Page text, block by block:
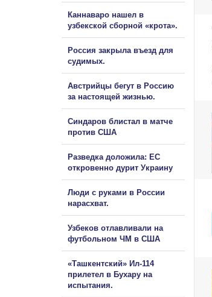
Каннаваро нашел в
узбекской сборной «крота».
Россия закрыла въезд для
судимых.
Австрийцы бегут в Россию
за настоящей жизнью.
Синдаров блистал в матче
против США
Разведка доложила: ЕС
откровенно дурит Украину
Люди с руками в России
нарасхват.
Узбеков отлавливали на
футбольном ЧМ в США
«Ташкентский» Ил-114
прилетел в Бухару на
испытания.